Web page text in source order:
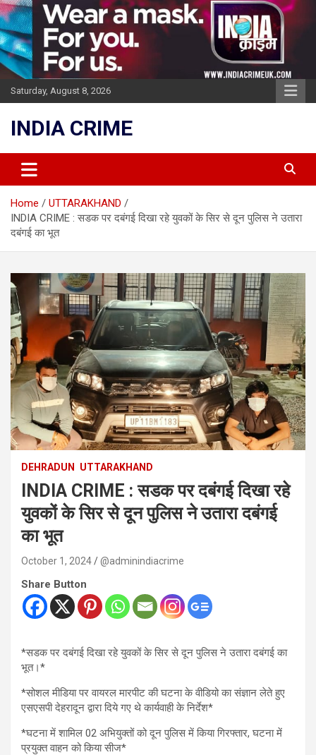
Skip
to
content
Saturday, August 8, 2026
INDIA CRIME
Home
UTTARAKHAND
INDIA CRIME : सडक पर दबंगई दिखा रहे युवकों के सिर से दून पुलिस ने उतारा
दबंगई का भूत
DEHRADUN UTTARAKHAND
INDIA CRIME : सडक पर दबंगई दिखा रहे
युवकों के सिर से दून पुलिस ने उतारा दबंगई
का भूत
October 1, 2024 @adminindiacrime
Share Button
*सडक पर दबंगई दिखा रहे युवकों के सिर से दून पुलिस ने उतारा दबंगई का
भूत।*
*सोशल मीडिया पर वायरल मारपीट की घटना के वीडियो का संज्ञान लेते हुए
एसएसपी देहरादून द्वारा दिये गए थे कार्यवाही के निर्देश*
*घटना में शामिल 02 अभियुक्तों को दून पुलिस में किया गिरफ्तार, घटना में
प्रयुक्त वाहन को किया सीज*